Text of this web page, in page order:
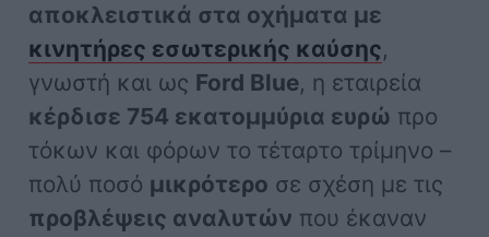
αποκλειστικά στα οχήματα με
κινητήρες εσωτερικής καύσης,
γνωστή και ως Ford Blue, η εταιρεία
κέρδισε 754 εκατομμύρια ευρώ προ
τόκων και φόρων το τέταρτο τρίμηνο –
πολύ ποσό μικρότερο σε σχέση με τις
προβλέψεις αναλυτών που έκαναν